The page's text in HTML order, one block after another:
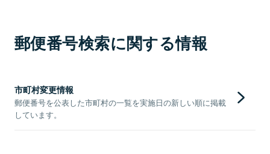
郵便番号検索に関する情報
市町村変更情報
郵便番号を公表した市町村の一覧を実施日の新しい順に掲載
しています。